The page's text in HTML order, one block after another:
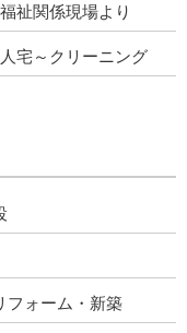
祉関係現場より
宅～クリーニング
フォーム・新築